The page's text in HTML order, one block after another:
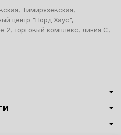
Тимирязевская,
центр "Норд Хаус",
2, торговый комплекс, линия С,